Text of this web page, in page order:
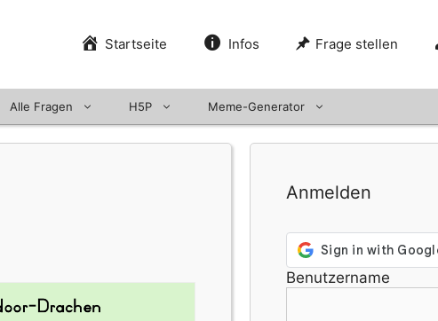
Startseite Infos Frage stellen
Alle Fragen H5P Meme-Generator
Anmelden
Benutzername